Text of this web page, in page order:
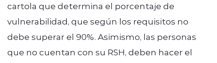
cartola que determina el porcentaje de
vulnerabilidad, que según los requisitos no
debe superar el 90%. Asimismo, las personas
que no cuentan con su RSH, deben hacer el